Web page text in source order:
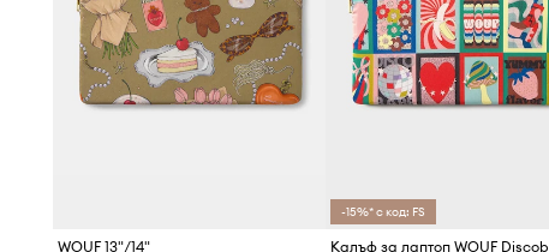
WOUF 13"/14"
-15%* с код: FS